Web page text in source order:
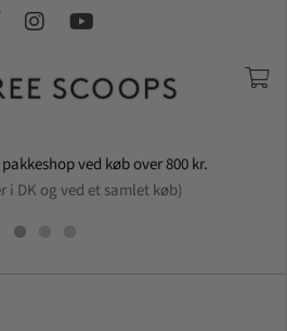
ved køb over 800 kr.
i DK og ved et samlet køb)